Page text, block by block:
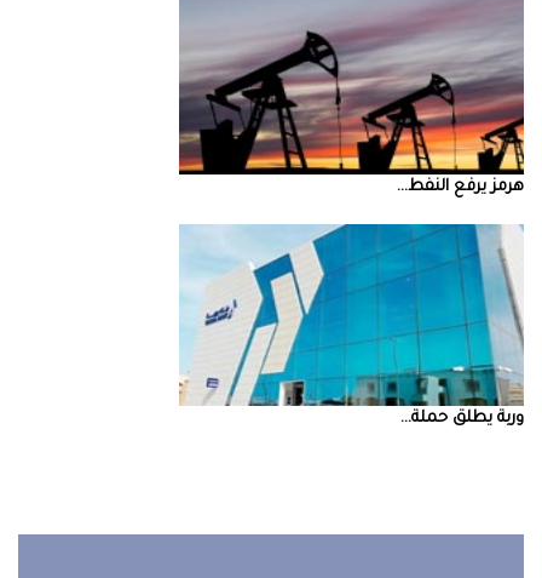
‮‬هرمز‮‬‭ ‬يرفع‭ ‬النفط‭ ...
‮‬وربة‮‬‭ ‬يطلق‭ ‬حملة‭ ...